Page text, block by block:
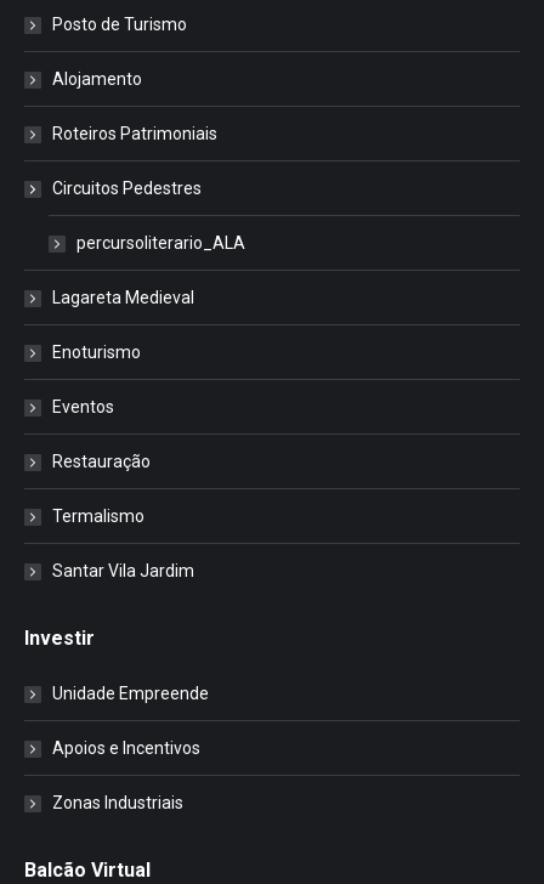
Posto de Turismo
Alojamento
Roteiros Patrimoniais
Circuitos Pedestres
percursoliterario_ALA
Lagareta Medieval
Enoturismo
Eventos
Restauração
Termalismo
Santar Vila Jardim
Investir
Unidade Empreende
Apoios e Incentivos
Zonas Industriais
Balcão Virtual